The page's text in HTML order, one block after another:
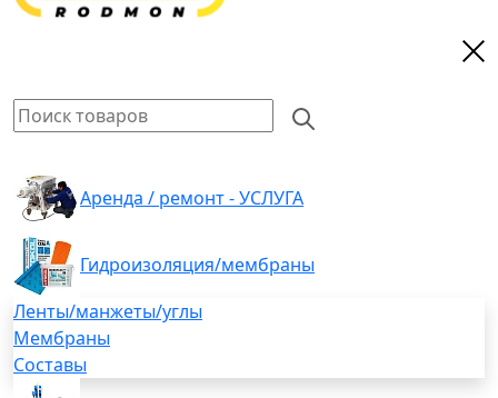
Аренда / ремонт - УСЛУГА
Гидроизоляция/мембраны
Ленты/манжеты/углы
Мембраны
Составы